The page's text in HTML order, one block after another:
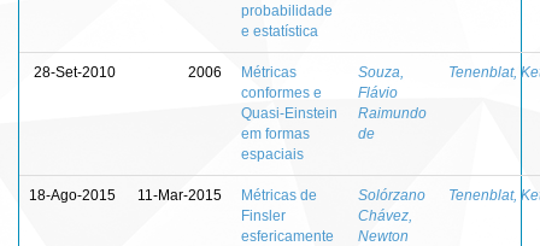
probabilidade
e estatística
28-Set-2010 2006
Métricas
conformes e
Quasi-Einstein
em formas
espaciais
Souza,
Flávio
Raimundo
de
Tenenblat,
18-Ago-2015 11-Mar-2015
Métricas de
Finsler
esfericamente
Solórzano
Chávez,
Newton
Tenenblat,